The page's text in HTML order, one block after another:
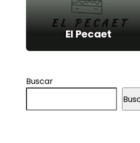
El Pecaet
Buscar